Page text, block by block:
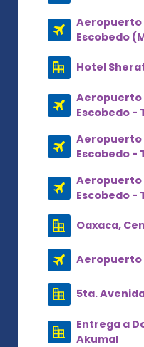
Aeropuerto
Escobedo
Hotel
Aeropuerto
Escobedo -
Aeropuerto
Escobedo -
Aeropuerto
Escobedo -
Oaxaca,
Aeropuerto
5ta.
Entrega a
Akumal